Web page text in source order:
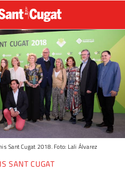
Sant Cugat 2018. Foto: Lali Álvarez
SANT CUGAT